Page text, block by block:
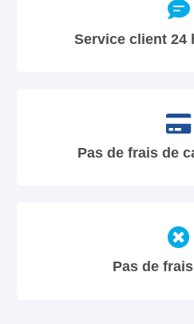
Service client 24
Pas de frais de
Pas de